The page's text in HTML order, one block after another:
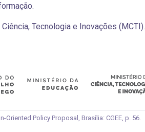
Tecnologia e Inovações (MCTI).
Policy Proposal, Brasília: CGEE, p. 56.